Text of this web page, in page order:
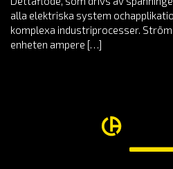
alla elektriska system
komplexa industriprocesser.
enheten ampere […]